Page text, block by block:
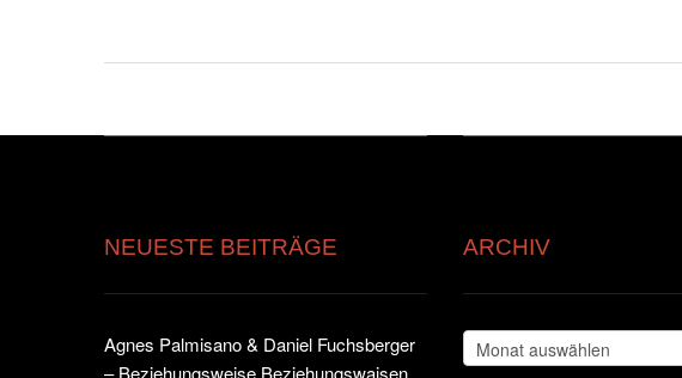
NEUESTE BEITRÄGE
Agnes Palmisano & Daniel Fuchsberger
– Beziehungsweise Beziehungswaisen
ARCHIV
Archiv